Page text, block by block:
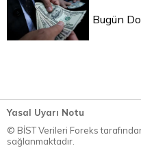
Bugün
Yasal Uyarı Notu
© BİST Verileri Foreks
sağlanmaktadır.